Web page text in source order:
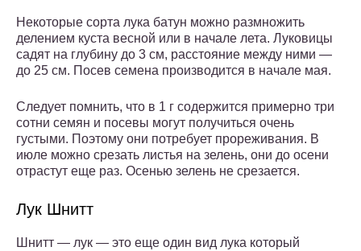
Некоторые сорта лука батун можно размножить
делением куста весной или в начале лета. Луковицы
садят на глубину до 3 см, расстояние между ними —
до 25 см. Посев семена производится в начале мая.
Следует помнить, что в 1 г содержится примерно три
сотни семян и посевы могут получиться очень
густыми. Поэтому они потребует прореживания. В
июле можно срезать листья на зелень, они до осени
отрастут еще раз. Осенью зелень не срезается.
Лук Шнитт
Шнитт — лук — это еще один вид лука который